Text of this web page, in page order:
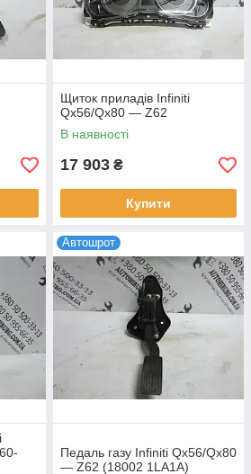
Щиток приладів Infiniti
Qx56/Qx80 — Z62
В наявності
17 903 ₴
Купити
Автошрот
Педаль газу Infiniti Qx56/Qx80
— Z62 (18002 1LA1A)